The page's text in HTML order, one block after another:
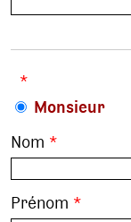
*
Monsieur
Nom *
Prénom *